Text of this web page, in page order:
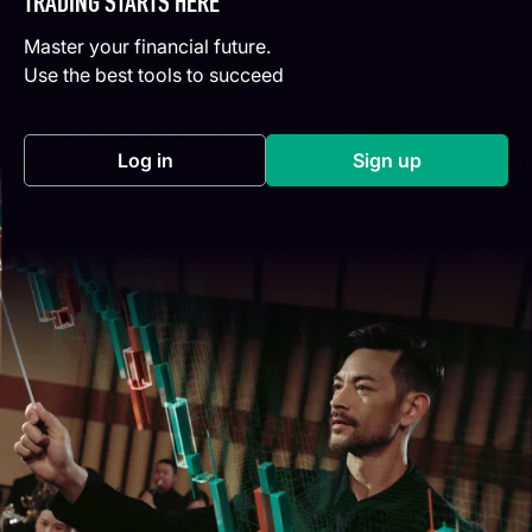
TRADING STARTS HERE
Master your financial future.
Use the best tools to succeed
Log in(opens in a new tab) Sign up(opens in a